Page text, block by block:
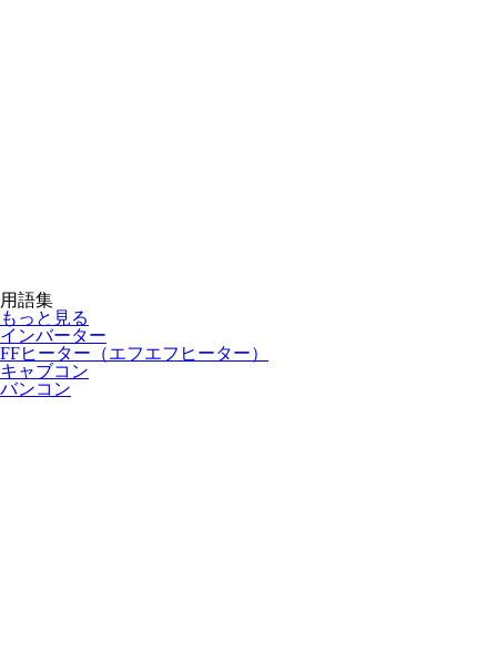
用語集
もっと見る
インバーター
FFヒーター（エフエフヒーター）
キャブコン
バンコン